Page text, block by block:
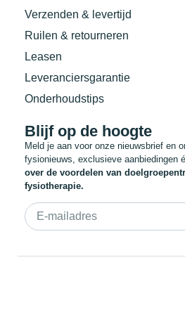
Verzenden & levertijd
Ruilen & retourneren
Leasen
Leveranciersgarantie
Onderhoudstips
Blijf op de hoogte
Meld je aan voor onze nieuwsbrief en
fysionieuws, exclusieve aanbiedingen
over de voordelen van
fysiotherapie.